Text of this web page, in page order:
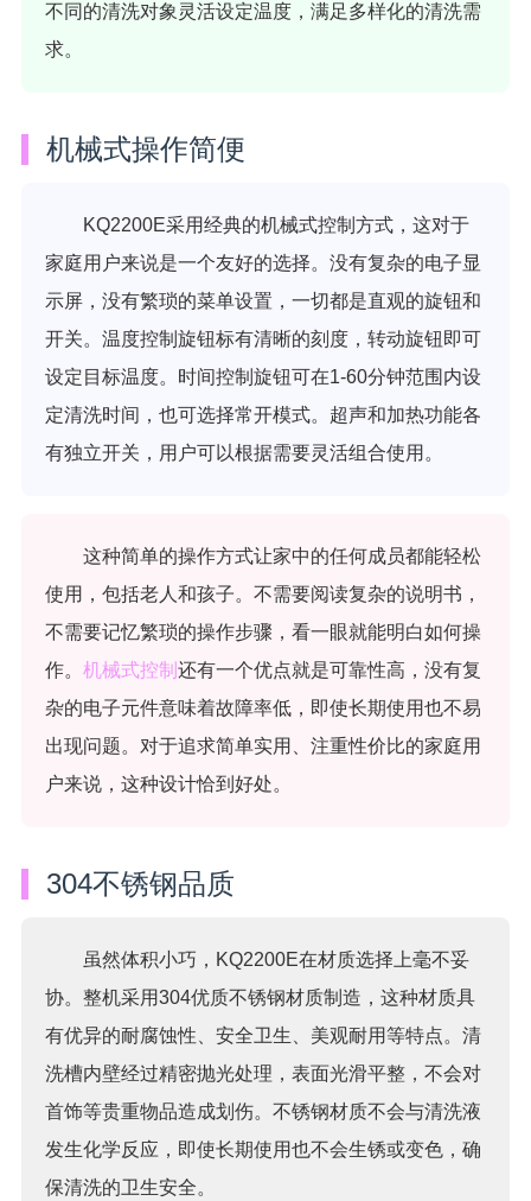
不同的清洗对象灵活设定温度，满足多样化的清洗需
求。
机械式操作简便
KQ2200E采用经典的机械式控制方式，这对于
家庭用户来说是一个友好的选择。没有复杂的电子显
示屏，没有繁琐的菜单设置，一切都是直观的旋钮和
开关。温度控制旋钮标有清晰的刻度，转动旋钮即可
设定目标温度。时间控制旋钮可在1-60分钟范围内设
定清洗时间，也可选择常开模式。超声和加热功能各
有独立开关，用户可以根据需要灵活组合使用。
这种简单的操作方式让家中的任何成员都能轻松
使用，包括老人和孩子。不需要阅读复杂的说明书，
不需要记忆繁琐的操作步骤，看一眼就能明白如何操
作。 机械式控制 还有一个优点就是可靠性高，没有复
杂的电子元件意味着故障率低，即使长期使用也不易
出现问题。对于追求简单实用、注重性价比的家庭用
户来说，这种设计恰到好处。
304不锈钢品质
虽然体积小巧，KQ2200E在材质选择上毫不妥
协。整机采用304优质不锈钢材质制造，这种材质具
有优异的耐腐蚀性、安全卫生、美观耐用等特点。清
洗槽内壁经过精密抛光处理，表面光滑平整，不会对
首饰等贵重物品造成划伤。不锈钢材质不会与清洗液
发生化学反应，即使长期使用也不会生锈或变色，确
保清洗的卫生安全。